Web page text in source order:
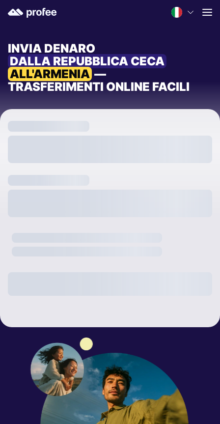
INVIA DENARO
DALLA REPUBBLICA CECA
ALL'ARMENIA —
TRASFERIMENTI ONLINE FACILI